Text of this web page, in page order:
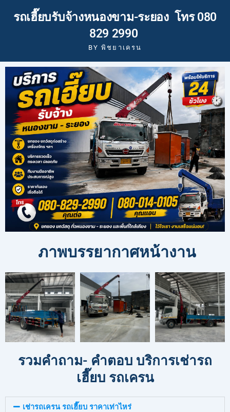
รถเฮี๊ยบรับจ้างหนองขาม-ระยอง โทร 080
829 2990
BY พิชยาเครน
ภาพบรรยากาศหน้างาน
รวมคำถาม- คำตอบ บริการเช่ารถ
เฮี๊ยบ รถเครน
เช่ารถเครน รถเฮี๊ยบ ราคาเท่าไหร่